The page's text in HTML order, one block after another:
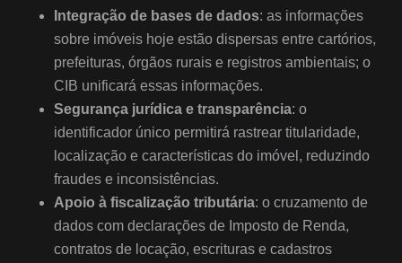
Integração de bases de dados: as informações
sobre imóveis hoje estão dispersas entre cartórios,
prefeituras, órgãos rurais e registros ambientais; o
CIB unificará essas informações.
Segurança jurídica e transparência: o
identificador único permitirá rastrear titularidade,
localização e características do imóvel, reduzindo
fraudes e inconsistências.
Apoio à fiscalização tributária: o cruzamento de
dados com declarações de Imposto de Renda,
contratos de locação, escrituras e cadastros